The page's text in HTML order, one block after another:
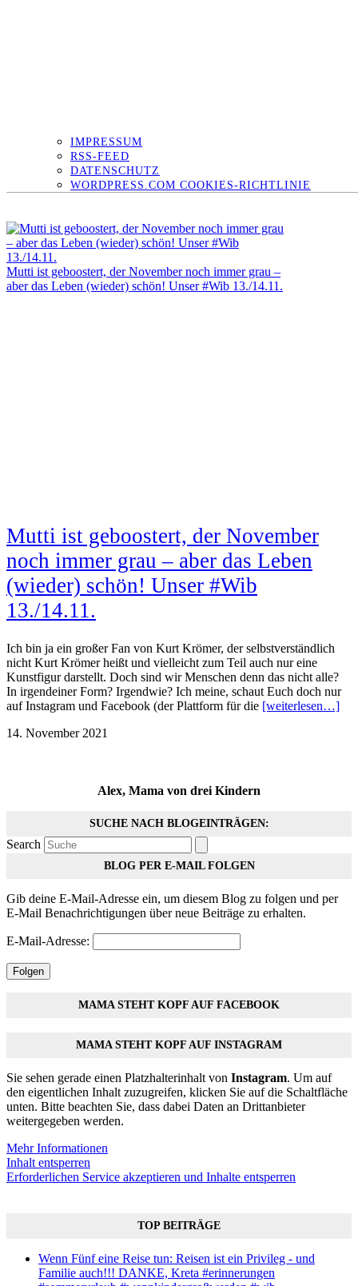
IMPRESSUM
RSS-FEED
DATENSCHUTZ
WORDPRESS.COM COOKIES-RICHTLINIE
Mutti ist geboostert, der November noch immer grau –
aber das Leben (wieder) schön! Unser #Wib 13./14.11.
Mutti ist geboostert, der November
noch immer grau – aber das Leben
(wieder) schön! Unser #Wib
13./14.11.
Ich bin ja ein großer Fan von Kurt Krömer, der selbstverständlich
nicht Kurt Krömer heißt und vielleicht zum Teil auch nur eine
Kunstfigur darstellt. Doch sind wir Menschen denn das nicht alle?
In irgendeiner Form? Irgendwie? Ich meine, schaut Euch doch nur
auf Instagram und Facebook (der Plattform für die [weiterlesen…]
14. November 2021
Alex, Mama von drei Kindern
SUCHE NACH BLOGEINTRÄGEN:
Search
BLOG PER E-MAIL FOLGEN
Gib deine E-Mail-Adresse ein, um diesem Blog zu folgen und per
E-Mail Benachrichtigungen über neue Beiträge zu erhalten.
E-Mail-Adresse:
Folgen
MAMA STEHT KOPF AUF FACEBOOK
MAMA STEHT KOPF AUF INSTAGRAM
Sie sehen gerade einen Platzhalterinhalt von Instagram. Um auf
den eigentlichen Inhalt zuzugreifen, klicken Sie auf die Schaltfläche
unten. Bitte beachten Sie, dass dabei Daten an Drittanbieter
weitergegeben werden.
Mehr Informationen
Inhalt entsperren
Erforderlichen Service akzeptieren und Inhalte entsperren
TOP BEITRÄGE
Wenn Fünf eine Reise tun: Reisen ist ein Privileg - und
Familie auch!!! DANKE, Kreta #erinnerungen